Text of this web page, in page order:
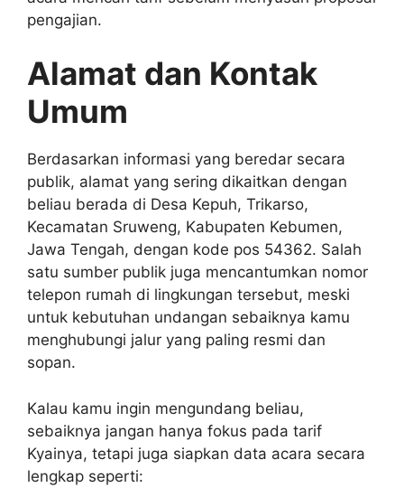
pengajian.
Alamat dan Kontak
Umum
Berdasarkan informasi yang beredar secara
publik, alamat yang sering dikaitkan dengan
beliau berada di Desa Kepuh, Trikarso,
Kecamatan Sruweng, Kabupaten Kebumen,
Jawa Tengah, dengan kode pos 54362. Salah
satu sumber publik juga mencantumkan nomor
telepon rumah di lingkungan tersebut, meski
untuk kebutuhan undangan sebaiknya kamu
menghubungi jalur yang paling resmi dan
sopan.
Kalau kamu ingin mengundang beliau,
sebaiknya jangan hanya fokus pada tarif
Kyainya, tetapi juga siapkan data acara secara
lengkap seperti: